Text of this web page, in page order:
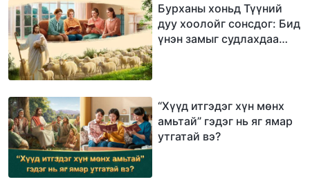
Бурханы хоньд Түүний
дуу хоолойг сонсдог: Бид
үнэн замыг судлахдаа
“Хүүд итгэдэг хүн мөнх
амьтай” гэдэг нь яг ямар
утгатай вэ?